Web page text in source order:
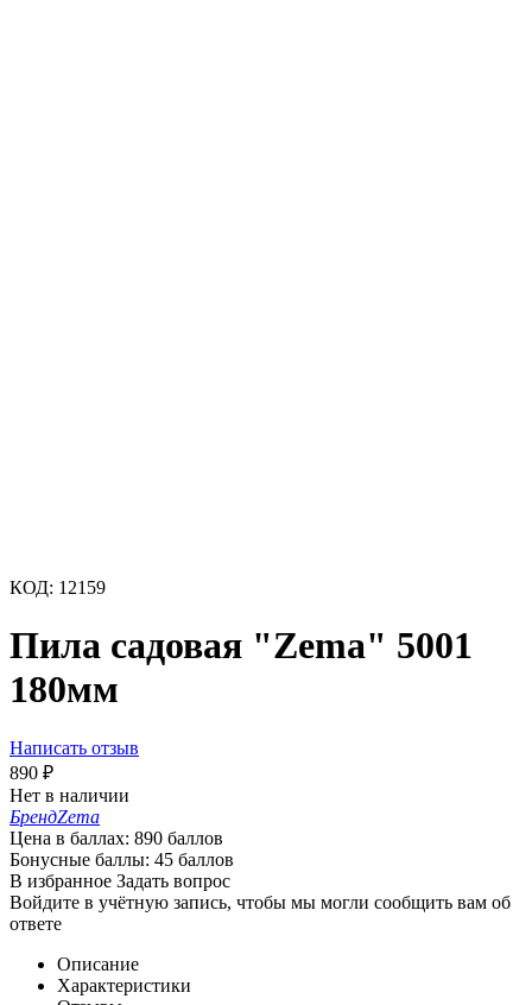
КОД: 12159
Пила садовая "Zema" 5001
180мм
Написать отзыв
890 ₽
Нет в наличии
БрендZema
Цена в баллах: 890 баллов
Бонусные баллы: 45 баллов
В избранное Задать вопрос
Войдите в учётную запись, чтобы мы могли сообщить вам об
ответе
Описание
Характеристики